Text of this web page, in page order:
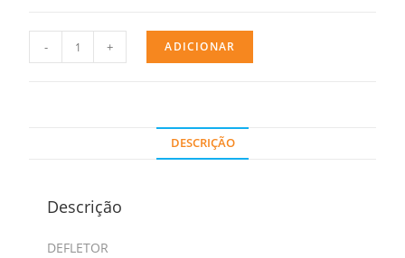
- + ADICIONAR
DESCRIÇÃO
Descrição
DEFLETOR